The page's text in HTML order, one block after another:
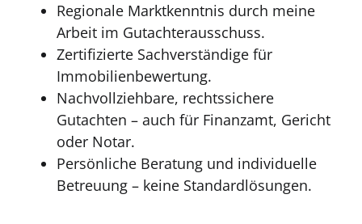
Regionale Marktkenntnis durch meine
Arbeit im Gutachterausschuss.
Zertifizierte Sachverständige für
Immobilienbewertung.
Nachvollziehbare, rechtssichere
Gutachten – auch für Finanzamt, Gericht
oder Notar.
Persönliche Beratung und individuelle
Betreuung – keine Standardlösungen.